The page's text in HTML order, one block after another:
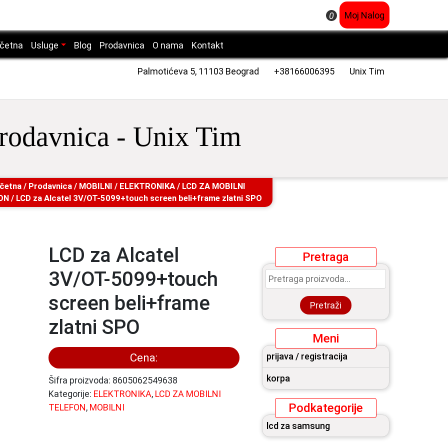
0 Moj Nalog
Usluge
Servis desktop računara
Servis laserskih štampača
Blog Prodavnica O nama Kontakt
Palmotićeva 5, 11103 Beograd +38166006395 Unix Tim
- Unix Tim
/ Prodavnica/ MOBILNI / ELEKTRONIKA/ LCD ZA MOBILNI
/ LCD za Alcatel 3V/OT-5099+touch screen beli+frame zlatni SPO
LCD za Alcatel
3V/OT-5099+touch
screen beli+frame
zlatni SPO
Cena:
Šifra proizvoda: 8605062549638
Kategorije: ELEKTRONIKA, LCD ZA MOBILNI
TELEFON, MOBILNI
Pretraga
Pretraga
za:
Pretraži
Meni
prijava / registracija
korpa
Podkategorije
lcd za samsung